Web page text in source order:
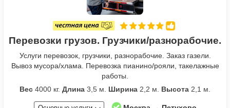
Перевозки грузов. Грузчики/разнорабочие.
Услуги перевозок, грузчики, разнорабочие. Заказ газели.
Вывоз мусора/хлама. Перевозка пианино/рояли, такелажные
работы.
Вес 4000 кг. Длина 3,5 м. Ширина 2,2 м. Высота 2,1 м.